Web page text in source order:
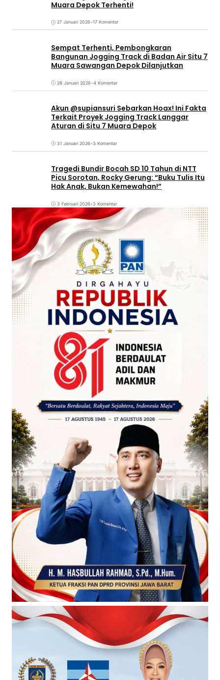
Muara Depok Terhenti!
27 Januari 2026•17 Komentar
Sempat Terhenti, Pembongkaran
Bangunan Jogging Track di Badan Air Situ 7
Muara Sawangan Depok Dilanjutkan
28 Januari 2026•4 Komentar
Akun @supiansuri Sebarkan Hoax! Ini Fakta
Terkait Proyek Jogging Track Langgar
Aturan di Situ 7 Muara Depok
31 Januari 2026•3 Komentar
Tragedi Bundir Bocah SD 10 Tahun di NTT
Picu Sorotan, Rocky Gerung: “Buku Tulis Itu
Hak Anak, Bukan Kemewahan!”
3 Februari 2026•3 Komentar